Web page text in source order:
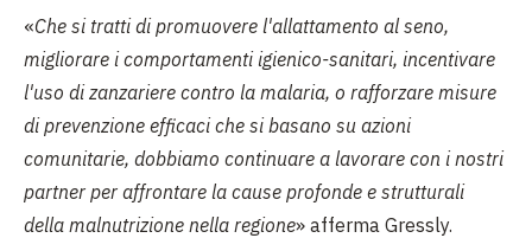
«Che si tratti di promuovere l'allattamento al seno,
migliorare i comportamenti igienico-sanitari, incentivare
l'uso di zanzariere contro la malaria, o rafforzare misure
di prevenzione efficaci che si basano su azioni
comunitarie, dobbiamo continuare a lavorare con i nostri
partner per affrontare la cause profonde e strutturali
della malnutrizione nella regione» afferma Gressly.